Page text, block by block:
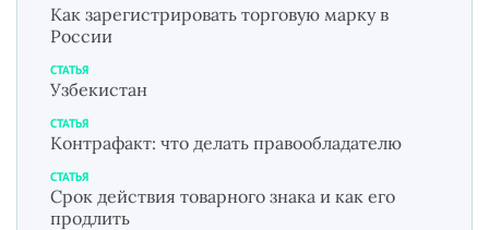
Как зарегистрировать торговую марку в
России
СТАТЬЯ
Узбекистан
СТАТЬЯ
Контрафакт: что делать правообладателю
СТАТЬЯ
Срок действия товарного знака и как его
продлить